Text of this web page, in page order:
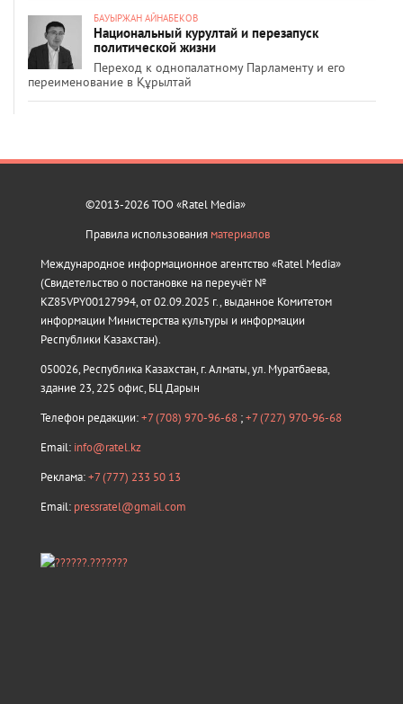
БАУЫРЖАН АЙНАБЕКОВ
Национальный курултай и перезапуск
политической жизни
Переход к однопалатному Парламенту и его
переименование в Құрылтай
©2013-2026 ТОО «Ratel Media»
Правила использования материалов
Международное информационное агентство «Ratel Media»
(Свидетельство о постановке на переучёт №
KZ85VPY00127994, от 02.09.2025 г., выданное Комитетом
информации Министерства культуры и информации
Республики Казахстан).
050026, Республика Казахстан, г. Алматы, ул. Муратбаева,
здание 23, 225 офис, БЦ Дарын
Телефон редакции:+7 (708) 970-96-68 ;+7 (727) 970-96-68
Email: info@ratel.kz
Реклама:+7 (777) 233 50 13
Email: pressratel@gmail.com